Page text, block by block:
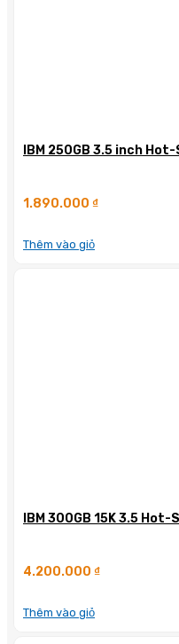
IBM 250GB 3.5 inch Hot-
1.890.000 ₫
Thêm vào giỏ
IBM 300GB 15K 3.5 Hot-
4.200.000 ₫
Thêm vào giỏ